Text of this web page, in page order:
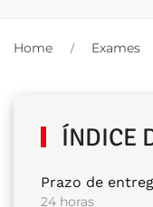
Home Exames
ÍNDICE
Prazo de
24 horas